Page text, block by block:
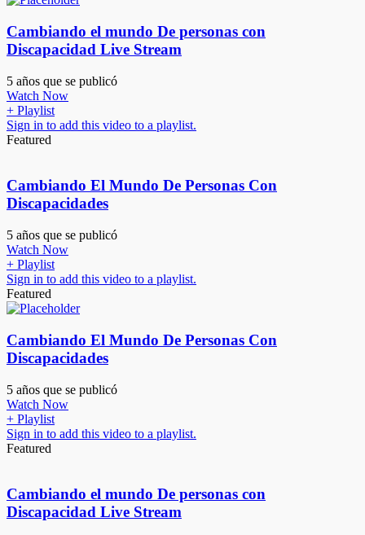
Cambiando el mundo De personas con
Discapacidad Live Stream
5 años que se publicó
Watch Now
+ Playlist
Sign in to add this video to a playlist.
Featured
Cambiando El Mundo De Personas Con
Discapacidades
5 años que se publicó
Watch Now
+ Playlist
Sign in to add this video to a playlist.
Featured
Cambiando El Mundo De Personas Con
Discapacidades
5 años que se publicó
Watch Now
+ Playlist
Sign in to add this video to a playlist.
Featured
Cambiando el mundo De personas con
Discapacidad Live Stream